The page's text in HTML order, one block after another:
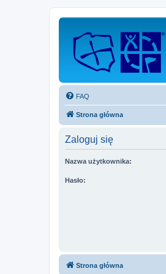
FAQ
Strona główna
Zaloguj się
Nazwa użytkownika:
Hasło:
Strona główna